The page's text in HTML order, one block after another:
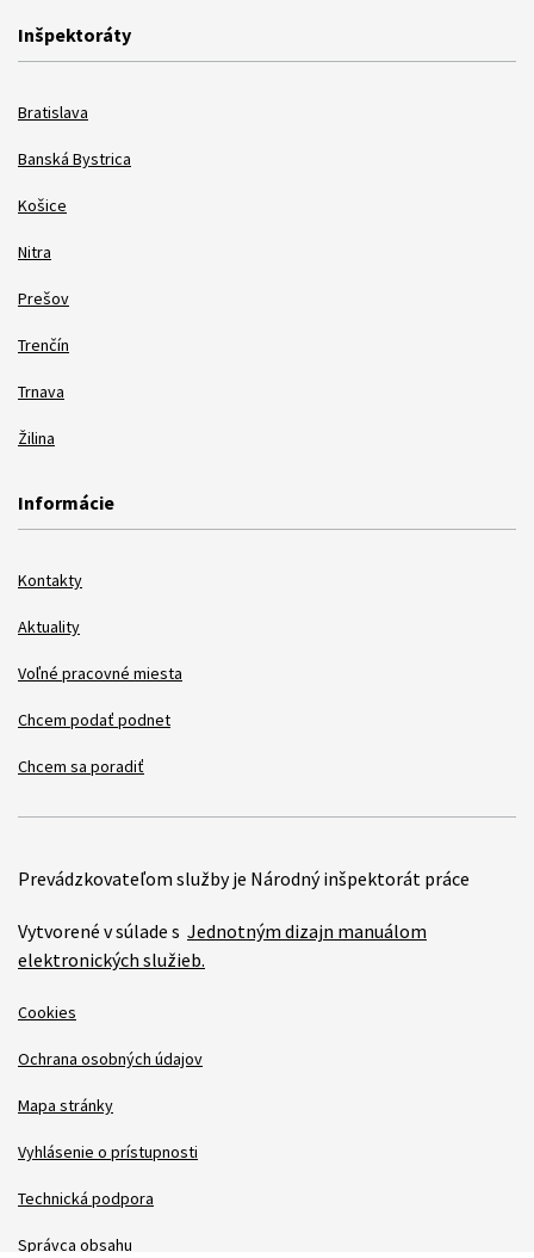
Inšpektoráty
Bratislava
Banská Bystrica
Košice
Nitra
Prešov
Trenčín
Trnava
Žilina
Informácie
Kontakty
Aktuality
Voľné pracovné miesta
Chcem podať podnet
Chcem sa poradiť
Prevádzkovateľom služby je Národný inšpektorát práce
Vytvorené v súlade s Jednotným dizajn manuálom
elektronických služieb.
Cookies
Ochrana osobných údajov
Mapa stránky
Vyhlásenie o prístupnosti
Technická podpora
Správca obsahu